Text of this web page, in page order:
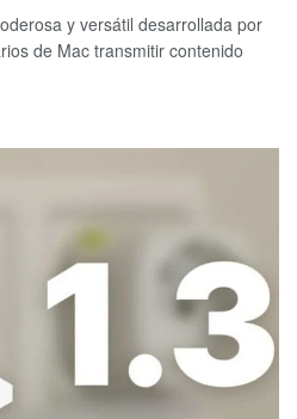
y versátil desarrollada por
de Mac transmitir contenido